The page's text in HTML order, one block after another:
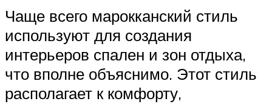
Чаще всего марокканский стиль
используют для создания
интерьеров спален и зон отдыха,
что вполне объяснимо. Этот стиль
располагает к комфорту,